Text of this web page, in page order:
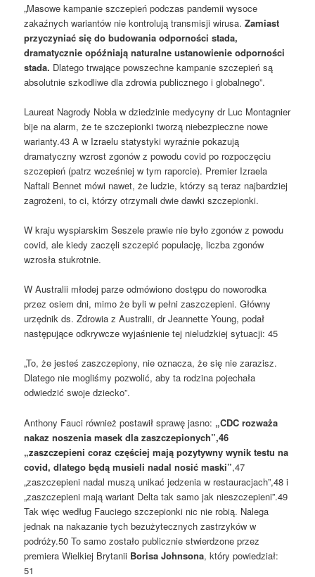
„Masowe kampanie szczepień podczas pandemii wysoce
zakaźnych wariantów nie kontrolują transmisji wirusa.Zamiast
przyczyniać się do budowania odporności stada,
dramatycznie opóźniają naturalne ustanowienie odporności
stada. Dlatego trwające powszechne kampanie szczepień są
absolutnie szkodliwe dla zdrowia publicznego i globalnego”.
Laureat Nagrody Nobla w dziedzinie medycyny dr Luc Montagnier
bije na alarm, że te szczepionki tworzą niebezpieczne nowe
warianty.43 A w Izraelu statystyki wyraźnie pokazują
dramatyczny wzrost zgonów z powodu covid po rozpoczęciu
szczepień (patrz wcześniej w tym raporcie). Premier Izraela
Naftali Bennet mówi nawet, że ludzie, którzy są teraz najbardziej
zagrożeni, to ci, którzy otrzymali dwie dawki szczepionki.
W kraju wyspiarskim Seszele prawie nie było zgonów z powodu
covid, ale kiedy zaczęli szczepić populację, liczba zgonów
wzrosła stukrotnie.
W Australii młodej parze odmówiono dostępu do noworodka
przez osiem dni, mimo że byli w pełni zaszczepieni. Główny
urzędnik ds. Zdrowia z Australii, dr Jeannette Young, podał
następujące odkrywcze wyjaśnienie tej nieludzkiej sytuacji: 45
„To, że jesteś zaszczepiony, nie oznacza, że się nie zarazisz.
Dlatego nie mogliśmy pozwolić, aby ta rodzina pojechała
odwiedzić swoje dziecko”.
Anthony Fauci również postawił sprawę jasno: „CDC rozważa
nakaz noszenia masek dla zaszczepionych”,46
„zaszczepieni coraz częściej mają pozytywny wynik testu na
covid, dlatego będą musieli nadal nosić maski”,47
„zaszczepieni nadal muszą unikać jedzenia w restauracjach”,48 i
„zaszczepieni mają wariant Delta tak samo jak nieszczepieni”.49
Tak więc według Fauciego szczepionki nic nie robią. Nalega
jednak na nakazanie tych bezużytecznych zastrzyków w
podróży.50 To samo zostało publicznie stwierdzone przez
premiera Wielkiej Brytanii Borisa Johnsona, który powiedział:
51